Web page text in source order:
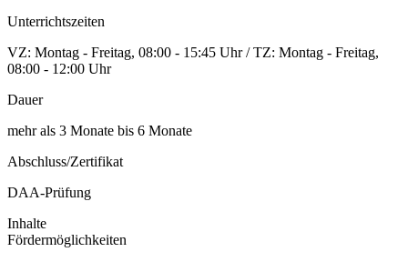
Unterrichtszeiten
VZ: Montag - Freitag, 08:00 - 15:45 Uhr / TZ: Montag - Freitag,
08:00 - 12:00 Uhr
Dauer
mehr als 3 Monate bis 6 Monate
Abschluss/Zertifikat
DAA-Prüfung
Inhalte
Fördermöglichkeiten